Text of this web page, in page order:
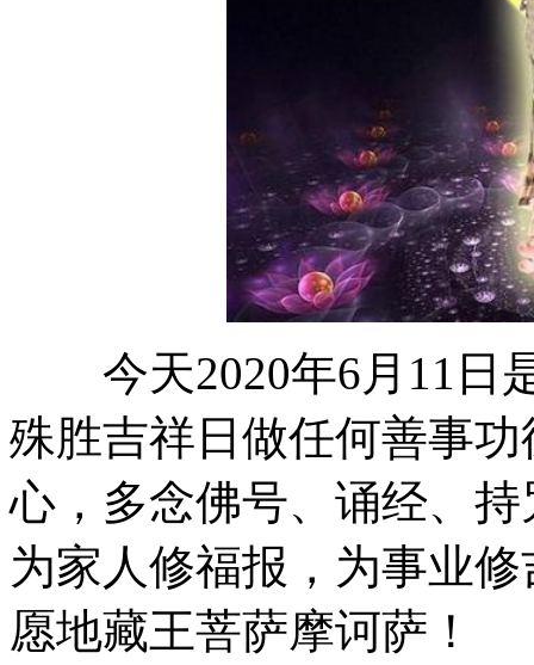
今天2020年6月11日
殊胜吉祥日做任何善事
心，多念佛号、诵经、
为家人修福报，为事业
愿地藏王菩萨摩诃萨！